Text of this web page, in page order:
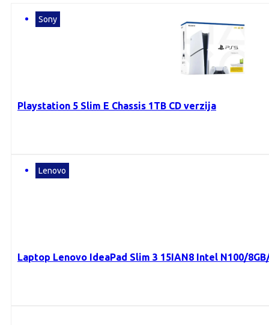
Sony
Playstation 5 Slim E Chassis 1TB CD verzija
Lenovo
Laptop Lenovo IdeaPad Slim 3 15IAN8 Intel N100/